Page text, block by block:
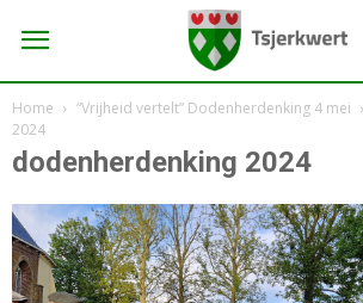
Home “Vrijheid vertelt” Dodenherdenking 4 mei
2024
dodenherdenking 2024